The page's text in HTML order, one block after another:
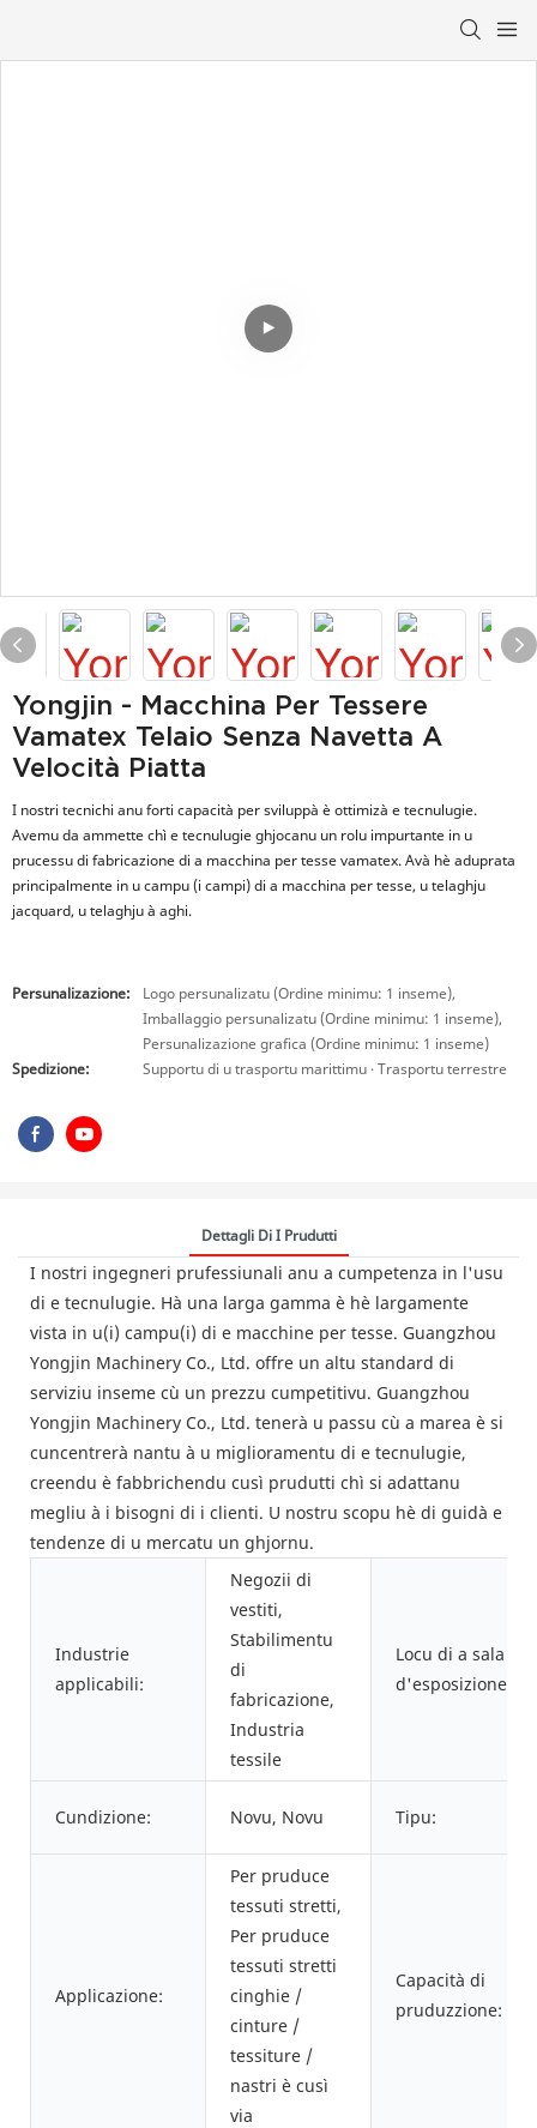
Yongjin - Macchina Per Tessere
Vamatex Telaio Senza Navetta A
Velocità Piatta
I nostri tecnichi anu forti capacità per sviluppà è ottimizà e tecnulugie.
Avemu da ammette chì e tecnulugie ghjocanu un rolu impurtante in u
prucessu di fabricazione di a macchina per tesse vamatex. Avà hè aduprata
principalmente in u campu (i campi) di a macchina per tesse, u telaghju
jacquard, u telaghju à aghi.
Persunalizazione:
Logo persunalizatu (Ordine minimu: 1 inseme),
Imballaggio persunalizatu (Ordine minimu: 1 inseme),
Persunalizazione grafica (Ordine minimu: 1 inseme)
Spedizione:
Supportu di u trasportu marittimu · Trasportu terrestre
Dettagli Di I Prudutti
I nostri ingegneri prufessiunali anu a cumpetenza in l'usu
di e tecnulugie. Hà una larga gamma è hè largamente
vista in u(i) campu(i) di e macchine per tesse. Guangzhou
Yongjin Machinery Co., Ltd. offre un altu standard di
serviziu inseme cù un prezzu cumpetitivu. Guangzhou
Yongjin Machinery Co., Ltd. tenerà u passu cù a marea è si
cuncentrerà nantu à u miglioramentu di e tecnulugie,
creendu è fabbrichendu cusì prudutti chì si adattanu
megliu à i bisogni di i clienti. U nostru scopu hè di guidà e
tendenze di u mercatu un ghjornu.
Industrie
applicabili:
Negozii di
vestiti,
Stabilimentu
di
fabricazione,
Industria
tessile
Locu di a sala
d'esposizione:
Cundizione: Novu, Novu Tipu:
Applicazione:
Per pruduce
tessuti stretti,
Per pruduce
tessuti stretti
cinghie /
cinture /
tessiture /
nastri è cusì
via
Capacità di
pruduzzione: